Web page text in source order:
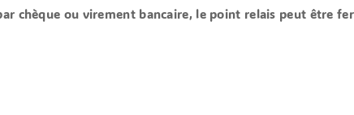
chèque ou virement bancaire, le point relais peut être